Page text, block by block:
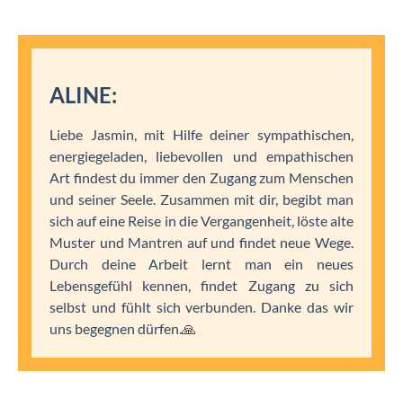
ALINE:
Liebe Jasmin, mit Hilfe deiner sympathischen,
energiegeladen, liebevollen und empathischen
Art findest du immer den Zugang zum Menschen
und seiner Seele. Zusammen mit dir, begibt man
sich auf eine Reise in die Vergangenheit, löste alte
Muster und Mantren auf und findet neue Wege.
Durch deine Arbeit lernt man ein neues
Lebensgefühl kennen, findet Zugang zu sich
selbst und fühlt sich verbunden. Danke das wir
uns begegnen dürfen.🙏